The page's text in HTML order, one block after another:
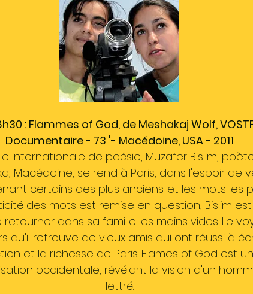
: Flammes of God, de Meshakaj Wolf,
Documentaire - 73 '- Macédoine, USA - 2011
internationale de poésie, Muzafer Bislim,
Macédoine, se rend à Paris, dans l'espoir de
certains des plus anciens. et les mots les
des mots est remise en question, Bislim
dans sa famille les mains vides. Le
qu'il retrouve de vieux amis qui ont réussi à
et la richesse de Paris. Flames of God est
occidentale, révélant la vision d'un
lettré.